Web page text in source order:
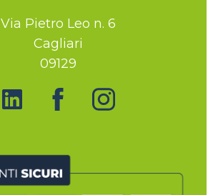
Via Pietro Leo n. 6
Cagliari
09129